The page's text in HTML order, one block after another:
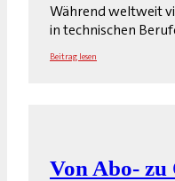
Während weltweit
in technischen
Beitrag lesen
Von Abo- zu